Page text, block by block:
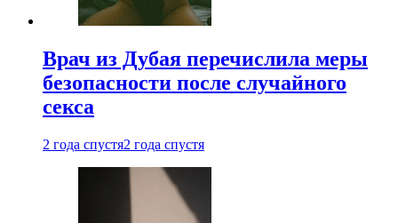
Врач из Дубая перечислила меры
безопасности после случайного
секса
2 года спустя2 года спустя